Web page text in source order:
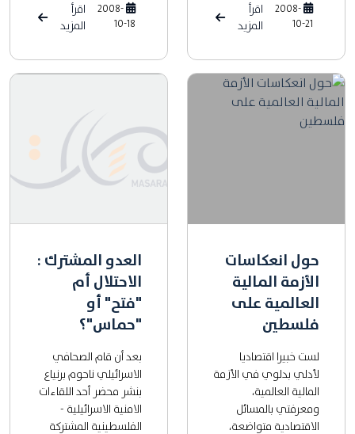
2008-
10-21
اقرأ
المزيد
2008-
10-18
اقرأ
المزيد
حول انعكاسات
الأزمة المالية
العالمية على
فلسطين
لست خبيرا اقتصاديا
لأدلي بدلوي في الأزمة
المالية العالمية،
ومعرفتي بالمسائل
الاقتصادية متواضعة،
العدو المشترك :
الاحتلال أم
"فتح" أو
"حماس"؟
بعد أن قام الصحافي
الاسرائيلي ناحوم برنياع
بنشر محضر أحد اللقاءات
الامنية الاسرائيلية -
الفلسطينية المشتركة